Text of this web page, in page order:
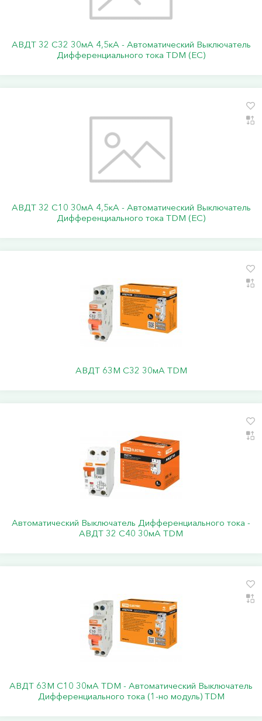
АВДТ 32 C32 30мА 4,5кА - Автоматический Выключатель
Дифференциального тока TDM (ЕС)
АВДТ 32 C10 30мА 4,5кА - Автоматический Выключатель
Дифференциального тока TDM (ЕС)
АВДТ 63М C32 30мА TDM
Автоматический Выключатель Дифференциального тока -
АВДТ 32 С40 30мА TDM
АВДТ 63М C10 30мА TDM - Автоматический Выключатель
Дифференциального тока (1-но модуль) ТDM